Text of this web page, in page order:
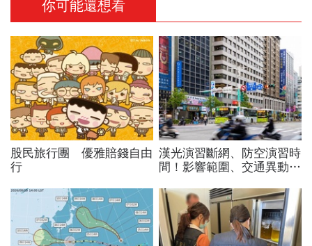
你可能還想看
股民旅行團 優雅賠錢自由
行
漢光演習斷網、防空演習時
間！影響範圍、交通異動…
鎮韌性演習不配合最高罰
15萬